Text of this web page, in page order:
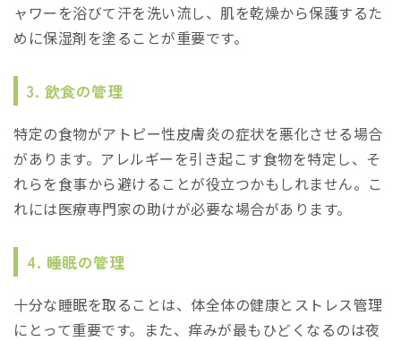
ャワーを浴びて汗を洗い流し、肌を乾燥から保護するた
めに保湿剤を塗ることが重要です。
3. 飲食の管理
特定の食物がアトピー性皮膚炎の症状を悪化させる場合
があります。アレルギーを引き起こす食物を特定し、そ
れらを食事から避けることが役立つかもしれません。こ
れには医療専門家の助けが必要な場合があります。
4. 睡眠の管理
十分な睡眠を取ることは、体全体の健康とストレス管理
にとって重要です。また、痒みが最もひどくなるのは夜